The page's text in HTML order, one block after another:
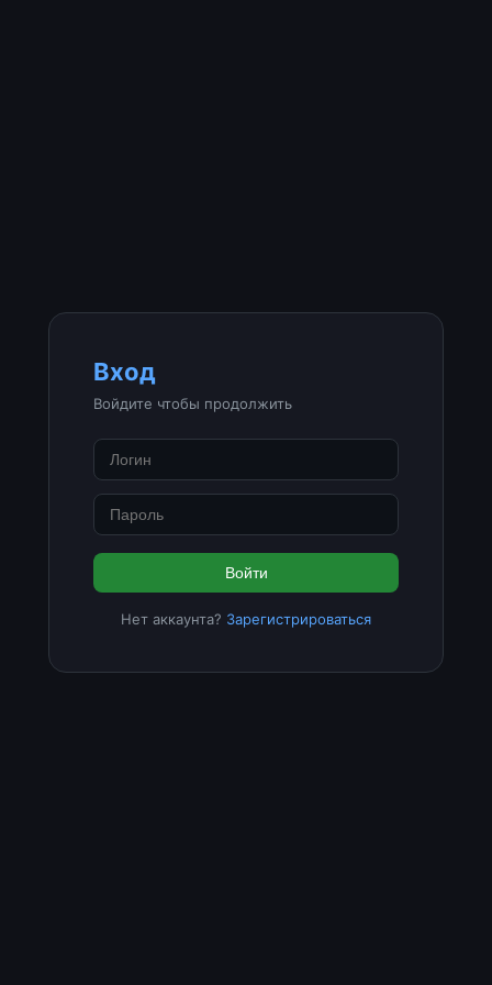
Вход
Войдите чтобы продолжить
Войти
Нет аккаунта? Зарегистрироваться